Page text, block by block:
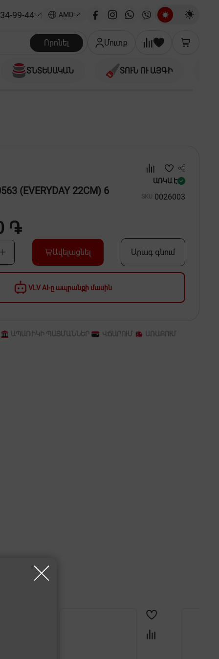
99-44 AMD
Որոնել Մուտք
ՏՆՏԵՍԱԿԱՆ ՏՈՒՆ ՈՒ ԱՅԳԻ
VLV AI-ը ապրանքի մասին
ԱՌԿԱ Է
(EVERYDAY 22CM) 6
SKU 0026003
֏
Ավելացնել Արագ գնում
ԱՊԱՌԻԿԻ ՊԱՅՄԱՆՆԵՐ ՎՃԱՐՈՒՄ ԱՌԱՔՈՒՄ